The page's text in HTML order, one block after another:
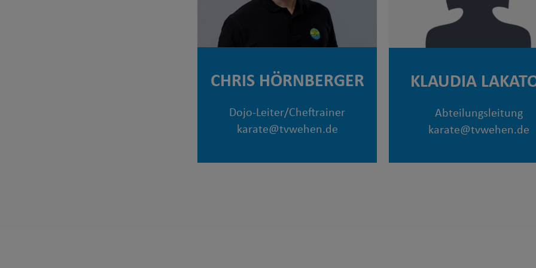
CHRIS HÖRNBERGER
Dojo-Leiter/Cheftrainer
karate@tvwehen.de
KLAUDIA
Abteilungsleitung
karate@tvwehen.de